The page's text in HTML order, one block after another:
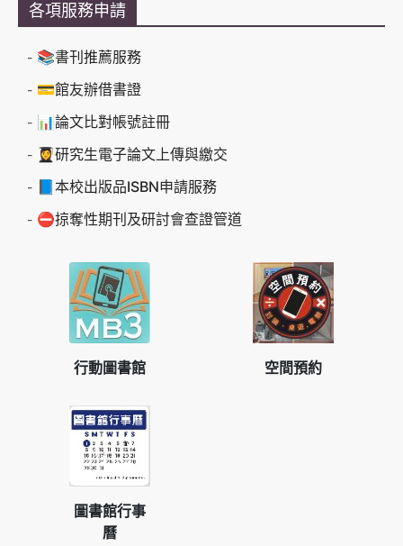
各項服務申請
📚書刊推薦服務
💳館友辦借書證
📊論文比對帳號註冊
👩‍🎓研究生電子論文上傳與繳交
📘本校出版品ISBN申請服務
⛔掠奪性期刊及研討會查證管道
行動圖書館 空間預約
圖書館行事
曆